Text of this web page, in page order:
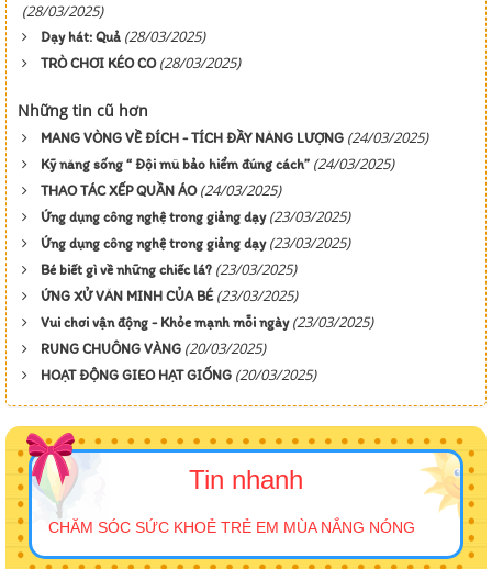
(28/03/2025)
Dạy hát: Quả (28/03/2025)
TRÒ CHƠI KÉO CO (28/03/2025)
Những tin cũ hơn
MANG VÒNG VỀ ĐÍCH - TÍCH ĐẦY NĂNG LƯỢNG (24/03/2025)
Kỹ năng sống “ Đội mũ bảo hiểm đúng cách” (24/03/2025)
THAO TÁC XẾP QUẦN ÁO (24/03/2025)
Ứng dụng công nghệ trong giảng dạy (23/03/2025)
Ứng dụng công nghệ trong giảng dạy (23/03/2025)
Bé biết gì về những chiếc lá? (23/03/2025)
ỨNG XỬ VĂN MINH CỦA BÉ (23/03/2025)
Vui chơi vận động - Khỏe mạnh mỗi ngày (23/03/2025)
RUNG CHUÔNG VÀNG (20/03/2025)
HOẠT ĐỘNG GIEO HẠT GIỐNG (20/03/2025)
Tin nhanh
CHĂM SÓC SỨC KHOẺ TRẺ EM MÙA NẮNG NÓNG